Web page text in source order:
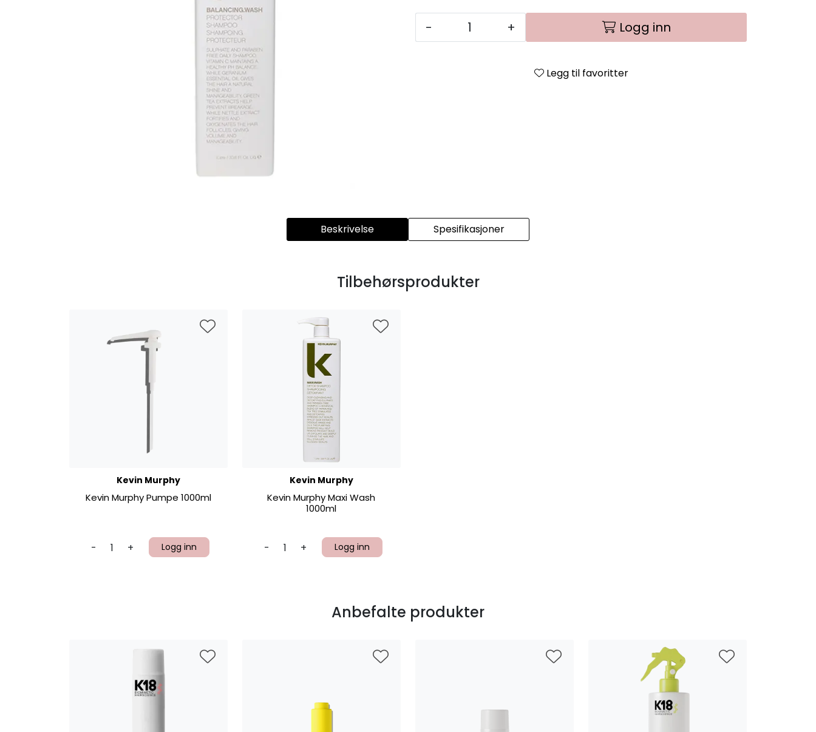
- + Logg inn
Legg til favoritter
Beskrivelse Spesifikasjoner
Tilbehørsprodukter
Kevin Murphy
Kevin Murphy Pumpe 1000ml
- + Logg inn
Kevin Murphy
Kevin Murphy Maxi Wash
1000ml
- + Logg inn
Anbefalte produkter